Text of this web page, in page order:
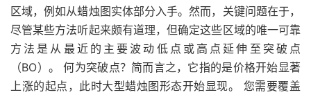
区域，例如从蜡烛图实体部分入手。然而，关键问题在于，
尽管某些方法听起来颇有道理，但确定这些区域的唯一可靠
方法是从最近的主要波动低点或高点延伸至突破点
（BO）。 何为突破点？简而言之，它指的是价格开始显著
上涨的起点，此时大型蜡烛图形态开始显现。 您需要覆盖